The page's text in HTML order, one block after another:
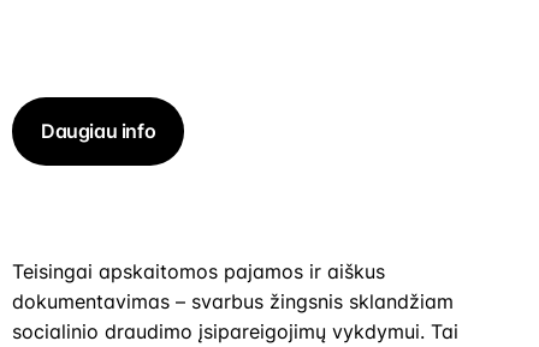
Daugiau info
Teisingai apskaitomos pajamos ir aiškus
dokumentavimas – svarbus žingsnis sklandžiam
socialinio draudimo įsipareigojimų vykdymui. Tai